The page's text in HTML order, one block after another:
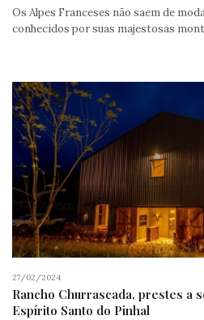
Os Alpes Franceses não saem de
conhecidos por suas majestosas
27/02/2024
Rancho Churrascada, prestes a
Espírito Santo do Pinhal